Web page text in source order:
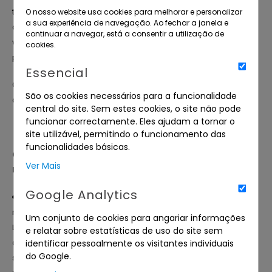
O nosso website usa cookies para melhorar e personalizar
a sua experiência de navegação. Ao fechar a janela e
continuar a navegar, está a consentir a utilização de
cookies.
Essencial
São os cookies necessários para a funcionalidade
central do site. Sem estes cookies, o site não pode
funcionar correctamente. Eles ajudam a tornar o
site utilizável, permitindo o funcionamento das
funcionalidades básicas.
Ver Mais
Google Analytics
Um conjunto de cookies para angariar informações
e relatar sobre estatísticas de uso do site sem
identificar pessoalmente os visitantes individuais
do Google.
telemóvel) através do navegador de internet (“browser”) e
que são utilizados habitualmente para reter informação da
visita ao site entre diversas sessões (ex.: preferências,
páginas visitadas, etc.).
Os cookies são utilizados pela maioria dos sites na internet
com o objetivo final de melhorar a experiência do utilizador.
Que tipo de Cookies são utilizados nos websites da
Leilões Paraíso Lda.?
Cookies estritamente necessários
navegue no site e utilize as aplicações e serviços que a
Leilões Paraíso Lda. disponibiliza, como por exemplo aceder
a áreas seguras do site, entre outros. Sem estes cookies os
serviços não podem ser prestados.